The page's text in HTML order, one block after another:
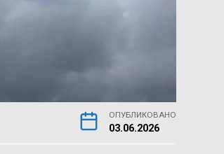
ОПУБЛИКОВАНО
03.06.2026